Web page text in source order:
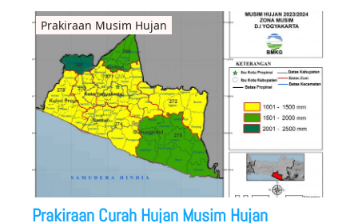
Prakiraan Musim Hujan
Prakiraan Curah Hujan Musim Hujan